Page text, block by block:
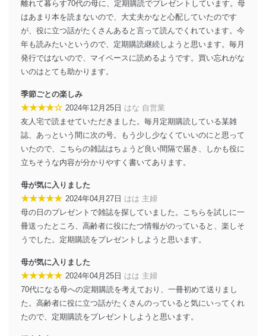
外部からの不正アクセス等の防止
個人データを取り扱う機器等のオペレーティング
システムを最新の状態に保持しています。
個人データを取り扱う機器等にセキュリティ対策
ソフトウェア等を導入し、自動更新 機能等の活用
により、これを最新状態としています。
情報システムの使用に伴う漏洩等の防止
メール等により個人データの含まれるファイルを
送信する場合に、当該ファイルへのパスワードを
設定しています。
個人情報保護マネジメントシステムの継続的改善
当社は、内部監査及びマネジメントレビューの機会を通
じて、個人情報保護マネジメントシステムを継続的に改
善し、常に最良の状態を維持します。
苦情及び相談受付け窓口
貴殿の個人情報及び当社の個人情報保護マネジメントシ
ステムに関するご相談及び苦情については以下までご連
絡ください。
適切、かつ迅速に対応させていただきます。
株式会社富士山マガジンサービス 個人情報問い合わせ
係
TEL：0570-200-223
離れて暮らす70代の母に、定期購読でプレゼントしています。母
はあまり本を読まないので、大丈夫かなと心配していたのです
が、役に立つ話がたくさんあると言って読んでくれています。今
年も読みたいというので、定期購読継続しようと思います。毎月
発行ではないので、マイペースに読めるようです。買い忘れがな
いのはとても助かります。
季節ごとの楽しみ
★★★★☆ 2024年12月25日 はな 自営業
友人宅で読ませていただきました。毎月定期購読している某雑
誌、あっという間に次の号。もう少し少なくていいのにと思って
いたので、こちらの雑誌はちょうど良い間隔で届き、しかも役に
立ちそうな内容が分かりやすく書いてあります。
母が気に入りました
★★★★★ 2024年04月27日 はは 主婦
母の日のプレゼントで雑誌を探していました。こちらを試しに一
冊送ったところ、高齢者に役にたつ情報がのっていると、楽しそ
うでした。定期購読をプレゼントしようと思います。
母が気に入りました
★★★★★ 2024年04月25日 はは 主婦
70代になる母への定期購読を考えており、一冊初めて送りまし
た。高齢者に役に立つ話がたくさんのっていると気にいってくれ
たので、定期購読をプレゼントしようと思います。